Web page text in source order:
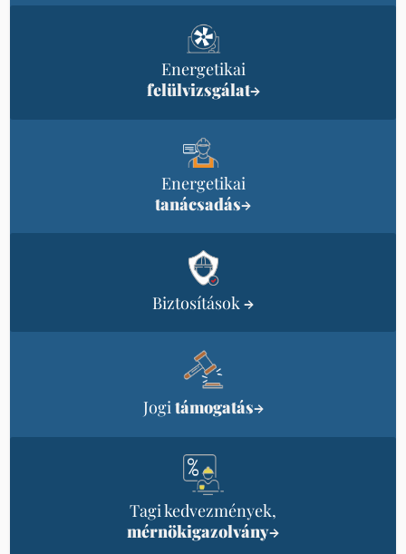
Energetikai
felülvizsgálat→
Energetikai
tanácsadás→
Biztosítások→
Jogitámogatás→
Tagi kedvezmények,
mérnökigazolvány→